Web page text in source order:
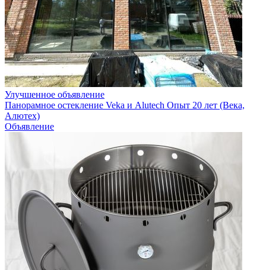
Улучшенное объявление
Панорамное остекление Veka и Alutech Опыт 20 лет (Века,
Алютех)
Объявление